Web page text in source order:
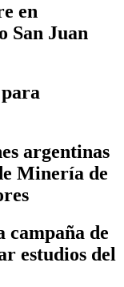
en
San Juan
argentinas
Minería de
campaña de
estudios del